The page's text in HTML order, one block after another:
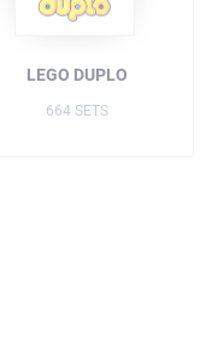
LEGO DUPLO
664 SETS